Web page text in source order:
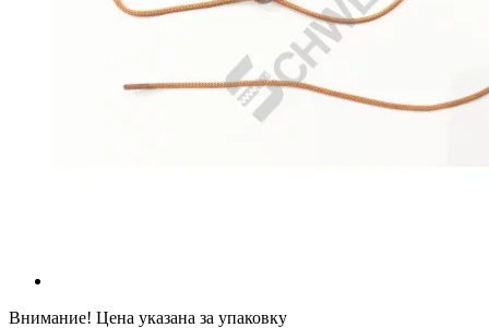
Внимание! Цена указана за упаковку